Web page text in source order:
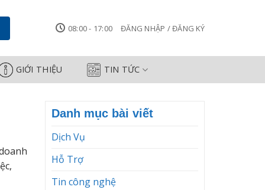
08:00 - 17:00 ĐĂNG NHẬP / ĐĂNG KÝ
GIỚI THIỆU TIN TỨC
Danh mục bài viết
Dịch Vụ
Hỗ Trợ
Tin công nghệ